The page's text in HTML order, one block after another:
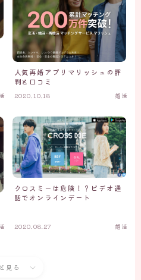
人気再婚アプリマリッシュの評
判と口コミ
2020.10.18 婚活
クロスミーは危険！？ビデオ通
話でオンラインデート
2020.08.27 婚活
見る